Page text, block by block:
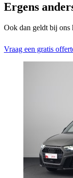
Ergens
Ook dan geldt bij ons
Vraag een gratis